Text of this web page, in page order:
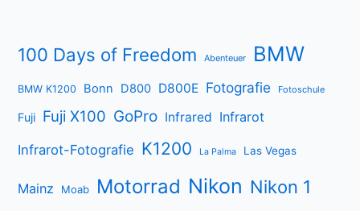
100 Days of Freedom Abenteuer BMW
BMW K1200 Bonn D800 D800E Fotografie Fotoschule
Fuji Fuji X100 GoPro Infrared Infrarot
Infrarot-Fotografie K1200 La Palma Las Vegas
Mainz Moab Motorrad Nikon Nikon 1